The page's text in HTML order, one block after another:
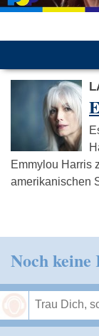
Emmylou Harris
amerikanischen
Noch